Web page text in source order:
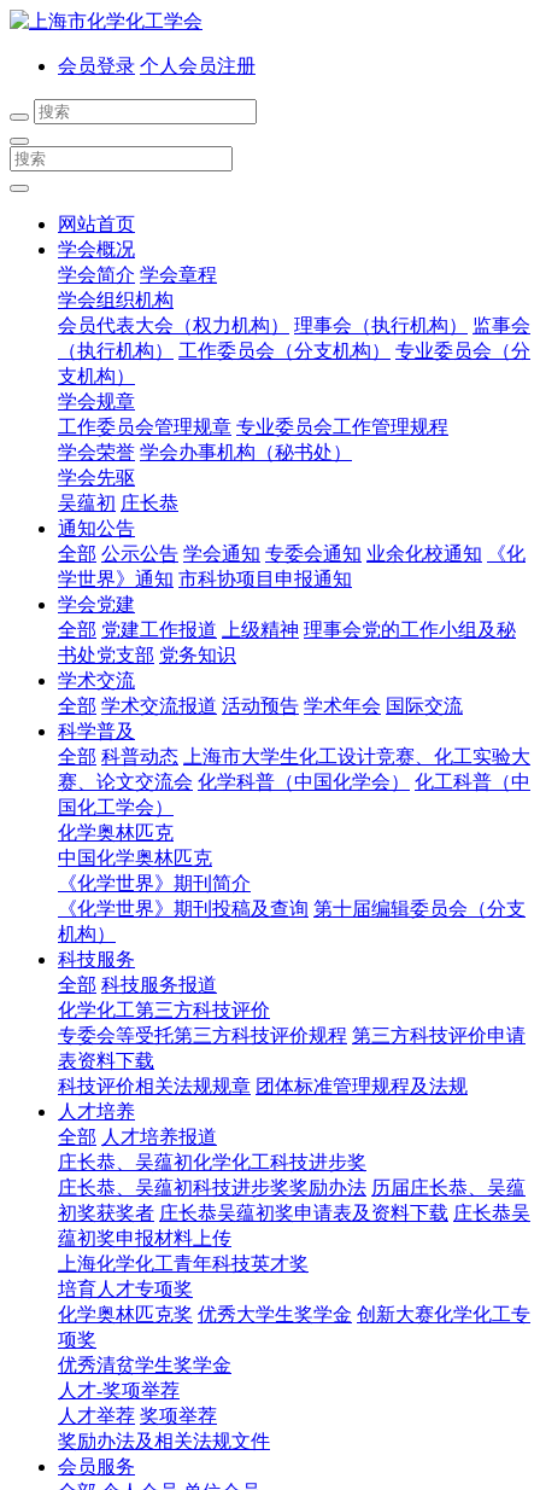
会员登录 个人会员注册
网站首页
学会概况
学会简介 学会章程
学会组织机构
会员代表大会（权力机构）
理事会（执行机构）
监事会
（执行机构）
工作委员会（分支机构）
专业委员会（分
支机构）
学会规章
工作委员会管理规章 专业委员会工作管理规程
学会荣誉 学会办事机构（秘书处）
学会先驱
吴蕴初 庄长恭
通知公告
全部 公示公告 学会通知 专委会通知 业余化校通知
《化
学世界》通知 市科协项目申报通知
学会党建
全部 党建工作报道 上级精神 理事会党的工作小组及秘
书处党支部 党务知识
学术交流
全部 学术交流报道 活动预告 学术年会 国际交流
科学普及
全部 科普动态
上海市大学生化工设计竞赛、化工实验大
赛、论文交流会 化学科普（中国化学会）
化工科普（中
国化工学会）
化学奥林匹克
中国化学奥林匹克
《化学世界》期刊简介
《化学世界》期刊投稿及查询 第十届编辑委员会（分支
机构）
科技服务
全部 科技服务报道
化学化工第三方科技评价
专委会等受托第三方科技评价规程 第三方科技评价申请
表资料下载
科技评价相关法规规章 团体标准管理规程及法规
人才培养
全部 人才培养报道
庄长恭、吴蕴初化学化工科技进步奖
庄长恭、吴蕴初科技进步奖奖励办法 历届庄长恭、吴蕴
初奖获奖者 庄长恭吴蕴初奖申请表及资料下载 庄长恭吴
蕴初奖申报材料上传
上海化学化工青年科技英才奖
培育人才专项奖
化学奥林匹克奖 优秀大学生奖学金 创新大赛化学化工专
项奖
优秀清贫学生奖学金
人才-奖项举荐
人才举荐 奖项举荐
奖励办法及相关法规文件
会员服务